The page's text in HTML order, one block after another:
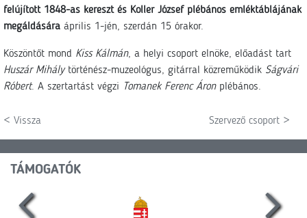
felújított 1848-as kereszt és Koller József plébános emléktáblájának
megáldására április 1-jén, szerdán 15 órakor.
Köszöntőt mond Kiss Kálmán, a helyi csoport elnöke, előadást tart
Huszár Mihály történész-muzeológus, gitárral közreműködik Ságvári
Róbert. A szertartást végzi Tomanek Ferenc Áronplébános.
< Vissza Szervező csoport >
TÁMOGATÓK